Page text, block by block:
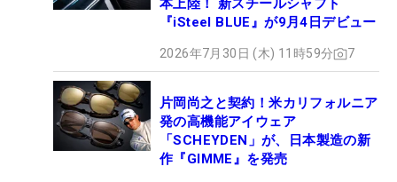
本上陸！ 新スチールシャフト
『iSteel BLUE』が9月4日デビュー
2026年7月30日 (木) 11時59分 7
片岡尚之と契約！米カリフォルニア
発の高機能アイウェア
「SCHEYDEN」が、日本製造の新
作『GIMME』を発売